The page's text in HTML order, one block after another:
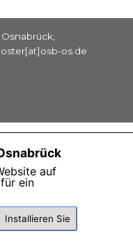
Osnabrück,
os.de
auf
ein
Installieren Sie